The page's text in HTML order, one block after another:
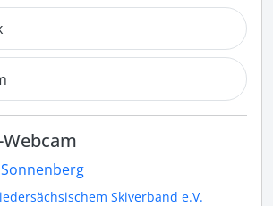
Skiverband e.V.